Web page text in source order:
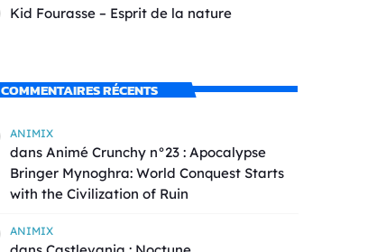
Kid Fourasse – Esprit de la nature
COMMENTAIRES RÉCENTS
ANIMIX
dans Animé Crunchy n°23 : Apocalypse
Bringer Mynoghra: World Conquest Starts
with the Civilization of Ruin
ANIMIX